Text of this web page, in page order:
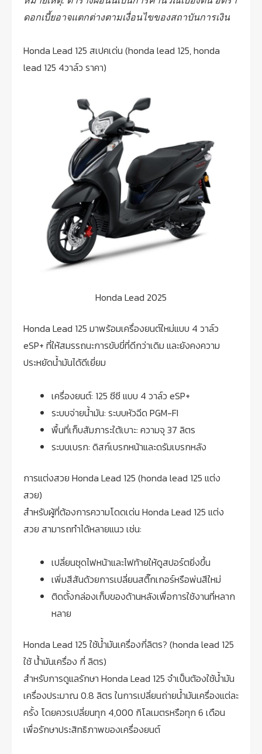
ดอกเบี้ยอาจแตกต่างตามเงื่อนไขของสถาบันการเงิน
Honda Lead 125 สเปคเด่น (honda lead 125, honda
lead 125 4วาล์ว ราคา)
Honda Lead 2025
Honda Lead 125 มาพร้อมเครื่องยนต์ใหม่แบบ 4 วาล์ว
eSP+ ที่ให้สมรรถนะการขับขี่ที่ดีกว่าเดิม และยังคงความ
ประหยัดน้ำมันได้ดีเยี่ยม
เครื่องยนต์: 125 ซีซี แบบ 4 วาล์ว eSP+
ระบบจ่ายน้ำมัน: ระบบหัวฉีด PGM-FI
พื้นที่เก็บสัมภาระใต้เบาะ: ความจุ 37 ลิตร
ระบบเบรก: ดิสก์เบรกหน้าและดรัมเบรกหลัง
การแต่งสวย Honda Lead 125 (honda lead 125 แต่ง
สวย)
สำหรับผู้ที่ต้องการความโดดเด่น Honda Lead 125 แต่ง
สวย สามารถทำได้หลายแนว เช่น:
เปลี่ยนชุดไฟหน้าและไฟท้ายให้ดูสปอร์ตยิ่งขึ้น
เพิ่มสีสันด้วยการเปลี่ยนสติ๊กเกอร์หรือพ่นสีใหม่
ติดตั้งกล่องเก็บของด้านหลังเพื่อการใช้งานที่หลาก
หลาย
Honda Lead 125 ใช้น้ำมันเครื่องกี่ลิตร? (honda lead 125
ใช้ น้ํามันเครื่อง กี่ ลิตร)
สำหรับการดูแลรักษา Honda Lead 125 จำเป็นต้องใช้น้ำมัน
เครื่องประมาณ 0.8 ลิตร ในการเปลี่ยนถ่ายน้ำมันเครื่องแต่ละ
ครั้ง โดยควรเปลี่ยนทุก 4,000 กิโลเมตรหรือทุก 6 เดือน
เพื่อรักษาประสิทธิภาพของเครื่องยนต์